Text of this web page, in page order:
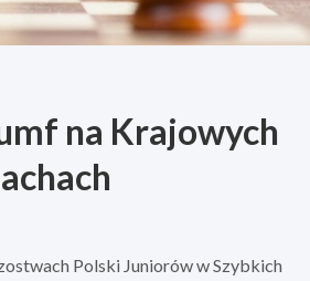
na Krajowych
Polski Juniorów w Szybkich